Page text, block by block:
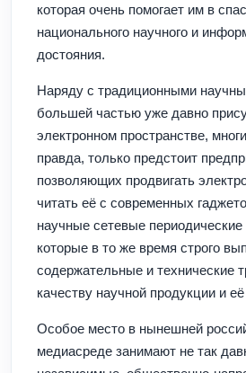
которая очень помогает им в
национального научного и
достояния.
Наряду с традиционными
большей частью уже давно
электронном пространстве,
правда, только предстоит
позволяющих продвигать
читать её с современных
научные сетевые периодические
которые в то же время строго
содержательные и технические
качеству научной продукции и
Особое место в нынешней
медиасреде занимают не так